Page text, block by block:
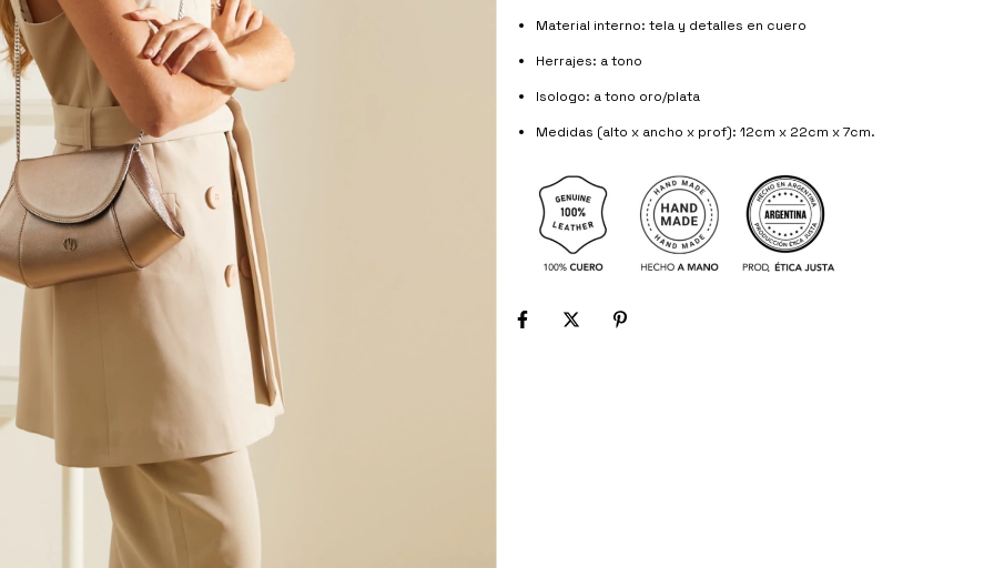
Material interno: tela y detalles en cuero
Herrajes: a tono
Isologo: a tono oro/plata
Medidas (alto x ancho x prof): 12cm x 22cm x 7cm.